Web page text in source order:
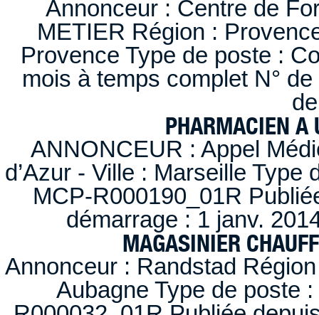
Annonceur : Centre de
METIER Région :
Provence Type de poste :
mois à temps complet N°
PHARMACIEN A
ANNONCEUR : Appel
d’Azur - Ville : Marseille
MCP-R000190_01R
démarrage : 1 janv.
MAGASINIER
Annonceur : Randstad
Aubagne Type de poste